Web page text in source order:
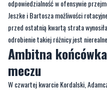
odrobienie takiej różnicy jest
Ambitna
meczu
W czwartej kwarcie Kordalski,
gry SKS-u, rywalizując z
jednak ogólnego obrazu spotkania.
68:96, choć przybyli do Łodzi kibice